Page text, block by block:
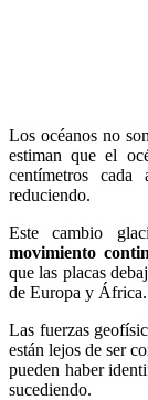
Los océanos no
estiman que el
centímetros
reduciendo.
Este cambio
movimiento
que las placas
de Europa y África.
Las fuerzas
están lejos de ser
pueden haber
sucediendo.